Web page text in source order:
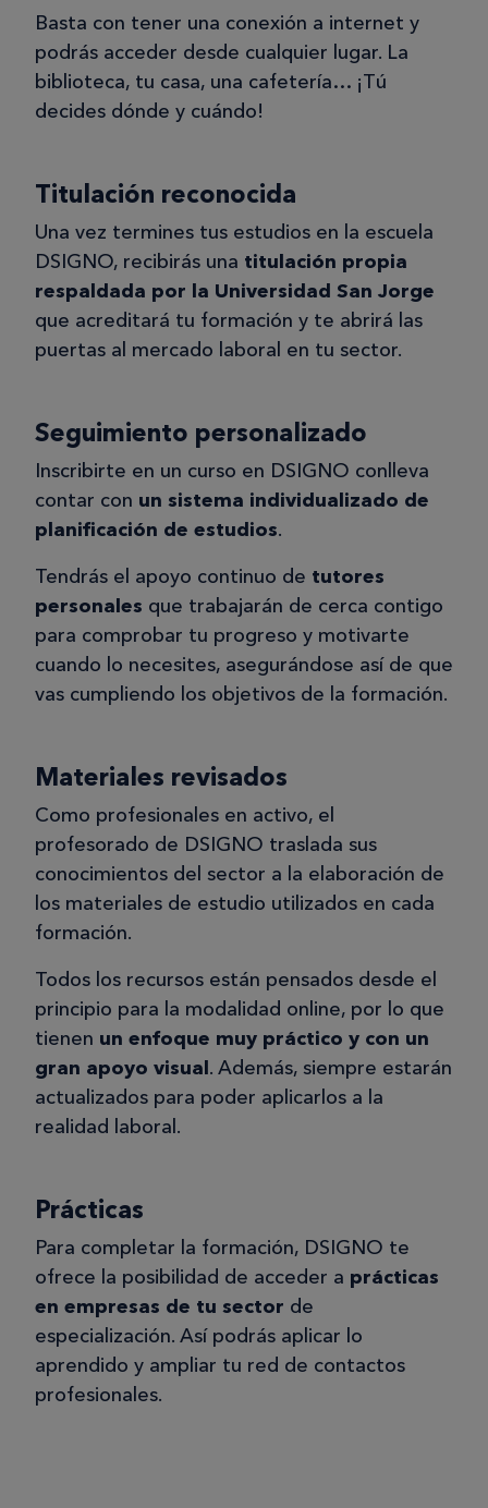
Basta con tener una conexión a internet y
podrás acceder desde cualquier lugar. La
biblioteca, tu casa, una cafetería… ¡Tú
decides dónde y cuándo!
Titulación reconocida
Una vez termines tus estudios en la escuela
DSIGNO, recibirás una titulación propia
respaldada por la Universidad San Jorge
que acreditará tu formación y te abrirá las
puertas al mercado laboral en tu sector.
Seguimiento personalizado
Inscribirte en un curso en DSIGNO conlleva
contar con un sistema individualizado de
planificación de estudios.
Tendrás el apoyo continuo de tutores
personales que trabajarán de cerca contigo
para comprobar tu progreso y motivarte
cuando lo necesites, asegurándose así de que
vas cumpliendo los objetivos de la formación.
Materiales revisados
Como profesionales en activo, el
profesorado de DSIGNO traslada sus
conocimientos del sector a la elaboración de
los materiales de estudio utilizados en cada
formación.
Todos los recursos están pensados desde el
principio para la modalidad online, por lo que
tienen un enfoque muy práctico y con un
gran apoyo visual. Además, siempre estarán
actualizados para poder aplicarlos a la
realidad laboral.
Prácticas
Para completar la formación, DSIGNO te
ofrece la posibilidad de acceder a prácticas
en empresas de tu sector de
especialización. Así podrás aplicar lo
aprendido y ampliar tu red de contactos
profesionales.